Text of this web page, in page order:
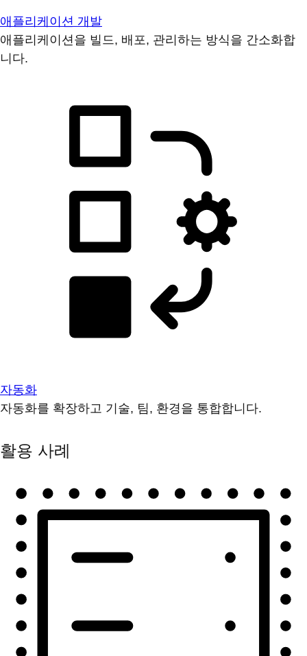
애플리케이션 개발
애플리케이션을 빌드, 배포, 관리하는 방식을 간소화합
니다.
자동화
자동화를 확장하고 기술, 팀, 환경을 통합합니다.
활용 사례